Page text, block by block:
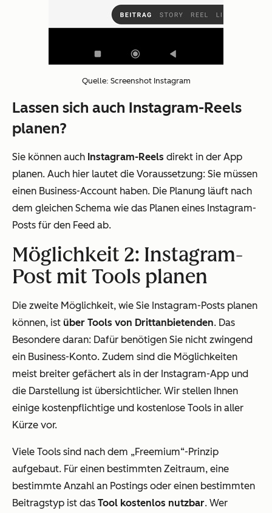
Quelle: Screenshot Instagram
Lassen sich auch Instagram-Reels
planen?
Sie können auch Instagram-Reels direkt in der App
planen. Auch hier lautet die Voraussetzung: Sie müssen
einen Business-Account haben. Die Planung läuft nach
dem gleichen Schema wie das Planen eines Instagram-
Posts für den Feed ab.
Möglichkeit 2: Instagram-
Post mit Tools planen
Die zweite Möglichkeit, wie Sie Instagram-Posts planen
können, ist über Tools von Drittanbietenden. Das
Besondere daran: Dafür benötigen Sie nicht zwingend
ein Business-Konto. Zudem sind die Möglichkeiten
meist breiter gefächert als in der Instagram-App und
die Darstellung ist übersichtlicher. Wir stellen Ihnen
einige kostenpflichtige und kostenlose Tools in aller
Kürze vor.
Viele Tools sind nach dem „Freemium“-Prinzip
aufgebaut. Für einen bestimmten Zeitraum, eine
bestimmte Anzahl an Postings oder einen bestimmten
Beitragstyp ist das Tool kostenlos nutzbar. Wer